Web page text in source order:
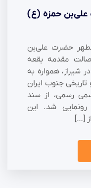
علی‌بن حمزه (ع)
مطهر حضرت علی‌بن
مقدمه بقعه
همواره به
جنوب ایران
رسمی، از سند
شد. این
[…]